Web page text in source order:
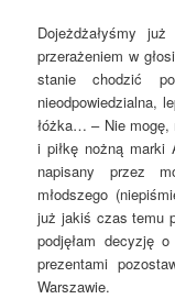
Dojeżdżałyśmy
przerażeniem w
stanie chodzić
nieodpowiedzialna,
łóżka… – Nie
i piłkę nożną marki
napisany przez
młodszego
już jakiś czas temu
podjęłam decyzję
prezentami
Warszawie.